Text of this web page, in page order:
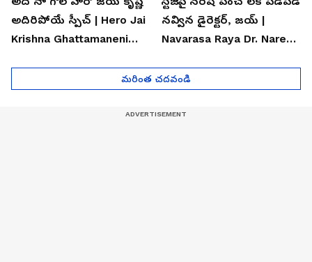
అదిరిపోయే స్పీచ్ | Hero Jai
Krishna Ghattamaneni
నవ్విన డైరెక్టర్, జయ్ |
Navarasa Raya Dr. Naresh
మరింత చదవండి